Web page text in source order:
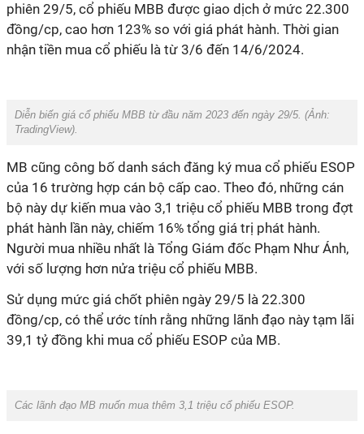
phiên 29/5, cổ phiếu MBB được giao dịch ở mức 22.300
đồng/cp, cao hơn 123% so với giá phát hành. Thời gian
nhận tiền mua cổ phiếu là từ 3/6 đến 14/6/2024.
Diễn biến giá cổ phiếu MBB từ đầu năm 2023 đến ngày 29/5. (Ảnh:
TradingView).
MB cũng công bố danh sách đăng ký mua cổ phiếu ESOP
của 16 trường hợp cán bộ cấp cao. Theo đó, những cán
bộ này dự kiến mua vào 3,1 triệu cổ phiếu MBB trong đợt
phát hành lần này, chiếm 16% tổng giá trị phát hành.
Người mua nhiều nhất là Tổng Giám đốc Phạm Như Ánh,
với số lượng hơn nửa triệu cổ phiếu MBB.
Sử dụng mức giá chốt phiên ngày 29/5 là 22.300
đồng/cp, có thể ước tính rằng những lãnh đạo này tạm lãi
39,1 tỷ đồng khi mua cổ phiếu ESOP của MB.
Các lãnh đạo MB muốn mua thêm 3,1 triệu cổ phiếu ESOP.